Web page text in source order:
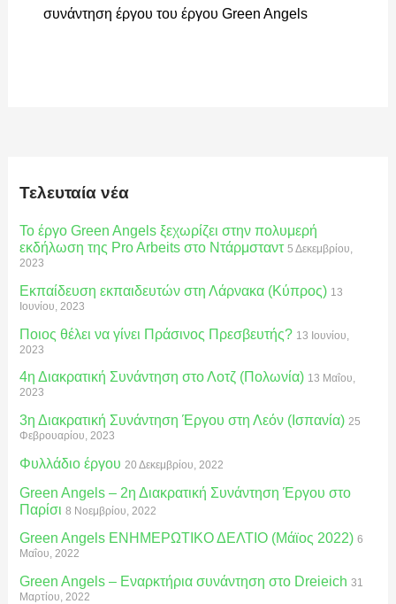
συνάντηση έργου του έργου Green Angels
Τελευταία νέα
Το έργο Green Angels ξεχωρίζει στην πολυμερή
εκδήλωση της Pro Arbeits στο Ντάρμσταντ 5 Δεκεμβρίου,
2023
Εκπαίδευση εκπαιδευτών στη Λάρνακα (Κύπρος) 13
Ιουνίου, 2023
Ποιος θέλει να γίνει Πράσινος Πρεσβευτής? 13 Ιουνίου,
2023
4η Διακρατική Συνάντηση στο Λοτζ (Πολωνία) 13 Μαΐου,
2023
3η Διακρατική Συνάντηση Έργου στη Λεόν (Ισπανία) 25
Φεβρουαρίου, 2023
Φυλλάδιο έργου 20 Δεκεμβρίου, 2022
Green Angels – 2η Διακρατική Συνάντηση Έργου στο
Παρίσι 8 Νοεμβρίου, 2022
Green Angels ΕΝΗΜΕΡΩΤΙΚΟ ΔΕΛΤΙΟ (Μάϊος 2022) 6
Μαΐου, 2022
Green Angels – Εναρκτήρια συνάντηση στο Dreieich 31
Μαρτίου, 2022